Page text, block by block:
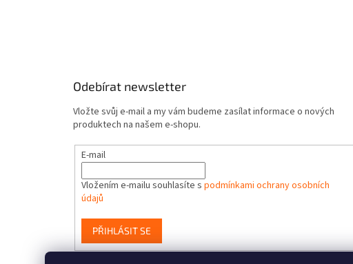
Odebírat newsletter
Vložte svůj e-mail a my vám budeme zasílat informace o nových
produktech na našem e-shopu.
E-mail
Vložením e-mailu souhlasíte s podmínkami ochrany osobních
údajů
PŘIHLÁSIT SE